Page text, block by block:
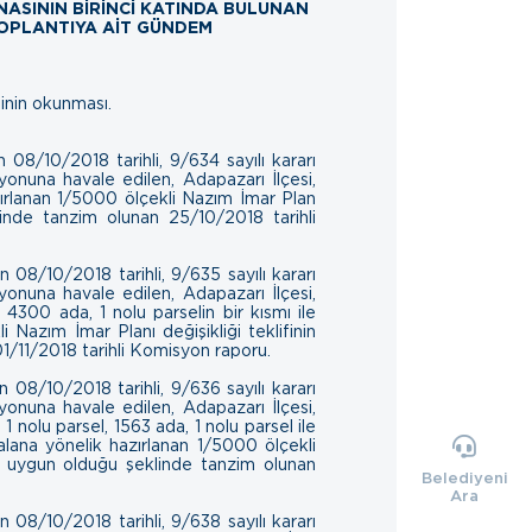
BİRİNCİ KATINDA BULUNAN
AİT GÜNDEM
okunması.
08/10/2018 tarihli, 9/634 sayılı kararı
havale edilen, Adapazarı İlçesi,
1/5000 ölçekli Nazım İmar Plan
tanzim olunan 25/10/2018 tarihli
08/10/2018 tarihli, 9/635 sayılı kararı
havale edilen, Adapazarı İlçesi,
ada, 1 nolu parselin bir kısmı ile
Nazım İmar Planı değişikliği teklifinin
11/2018 tarihli Komisyon raporu
08/10/2018 tarihli, 9/636 sayılı kararı
havale edilen, Adapazarı İlçesi,
nolu parsel, 1563 ada, 1 nolu parsel ile
yönelik hazırlanan 1/5000 ölçekli
uygun olduğu şeklinde tanzim olunan
08/10/2018 tarihli, 9/638 sayılı kararı
Belediyeni
Ara